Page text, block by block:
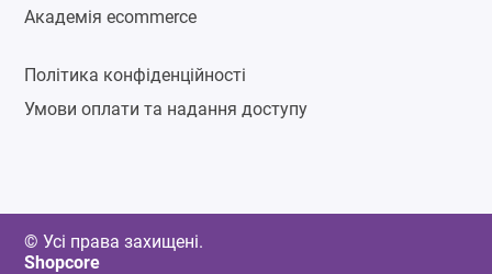
Академія ecommerce
Політика конфіденційності
Умови оплати та надання доступу
© Усі права захищені.
Shopcore